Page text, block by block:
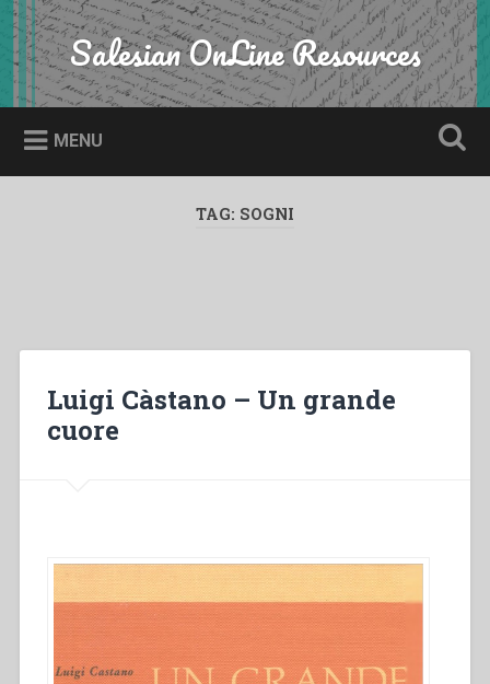
Skip
to
content
Search Salesian OnLine Resources
MENU
TAG: SOGNI
Luigi Càstano – Un grande
cuore